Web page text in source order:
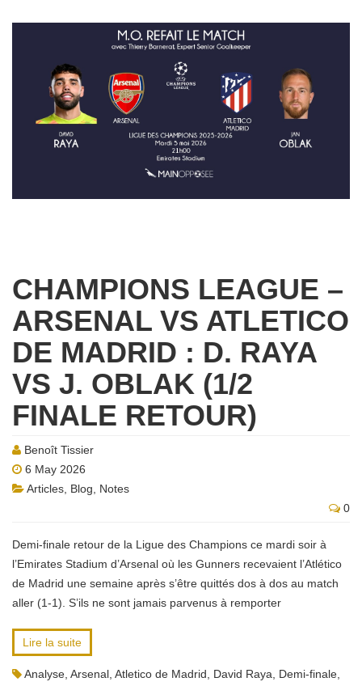
CHAMPIONS LEAGUE –
ARSENAL VS ATLETICO
DE MADRID : D. RAYA
VS J. OBLAK (1/2
FINALE RETOUR)
Benoît Tissier
6 May 2026
Articles Blog
Notes
0
Demi-finale retour de la Ligue des Champions ce mardi soir à
l’Emirates Stadium d’Arsenal où les Gunners recevaient l’Atlético
de Madrid une semaine après s’être quittés dos à dos au match
aller (1-1). S’ils ne sont jamais parvenus à remporter
Lire la suite
Analyse Arsenal Atletico de Madrid David Raya Demi-finale